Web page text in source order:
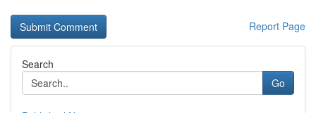
Report Page
Search
Go